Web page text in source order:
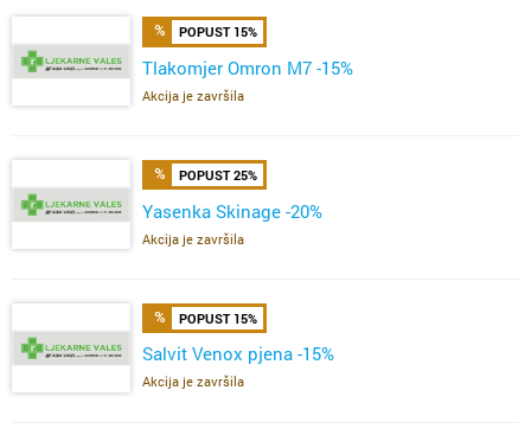
POPUST 15%
Tlakomjer Omron M7 -15%
Akcija je završila
POPUST 25%
Yasenka Skinage -20%
Akcija je završila
POPUST 15%
Salvit Venox pjena -15%
Akcija je završila